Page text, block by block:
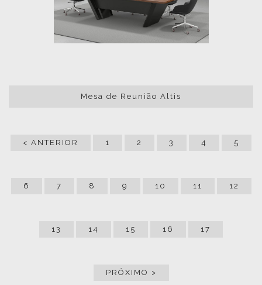
Mesa de Reunião Altis
< ANTERIOR 1 2 3 4 5
6 7 8 9 10 11 12
13 14 15 16 17
PRÓXIMO >